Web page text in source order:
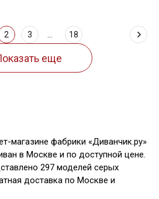
2 3 18
магазине фабрики «Диванчик.ру»
в Москве и по доступной цене.
297 моделей серых
доставка по Москве и